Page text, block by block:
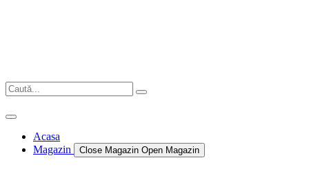
Acasa
Magazin
Close Magazin Open Magazin